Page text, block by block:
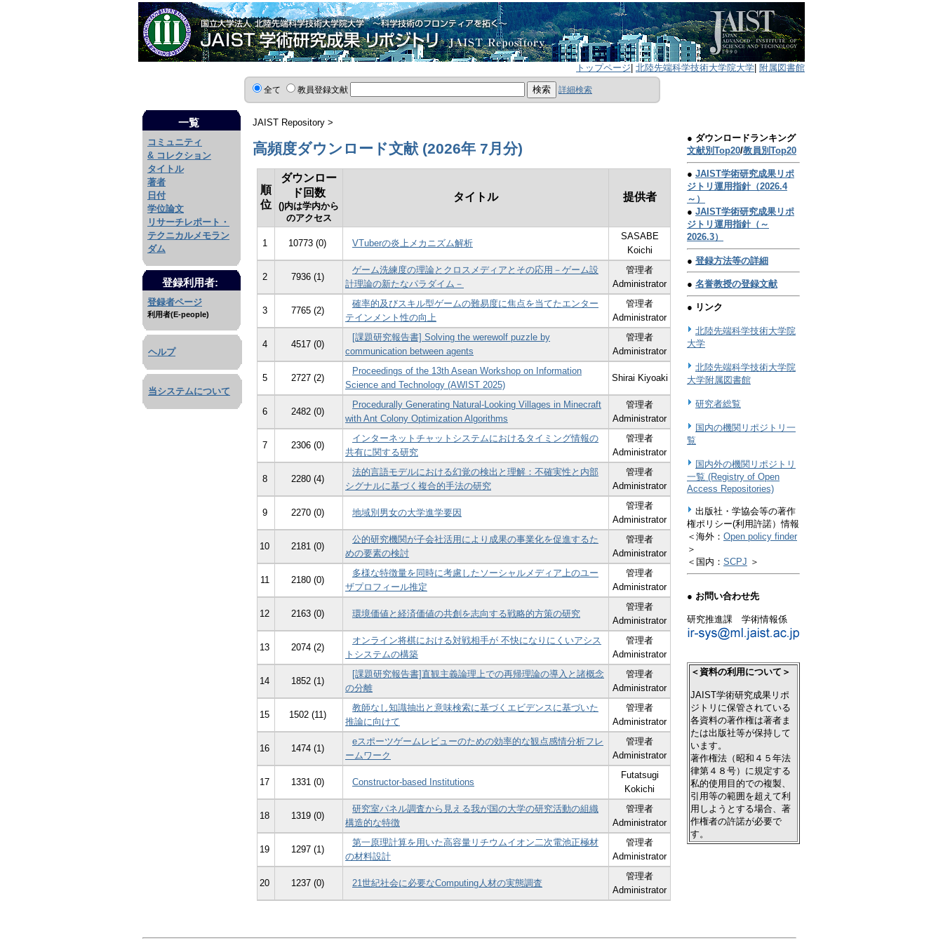
トップページ 北陸先端科学技術大学院大学 附属図書館
全て 教員登録文献 詳細検索
一覧
コミュニティ
& コレクション
タイトル
著者
日付
学位論文
リサーチレポート・
テクニカルメモラン
ダム
登録利用者:
登録者ページ
利用者(E-people)
ヘルプ
当システムについて
JAIST Repository >
高頻度ダウンロード文献 (2026年 7月分)
順
位
ダウンロー
ド回数
()内は学内から
のアクセス
タイトル 提供者
1 10773 (0) VTuberの炎上メカニズム解析
SASABE
Koichi
2 7936 (1)
ゲーム洗練度の理論とクロスメディアとその応用－ゲーム設
計理論の新たなパラダイム－
管理者
Administrator
3 7765 (2)
確率的及びスキル型ゲームの難易度に焦点を当てたエンター
テインメント性の向上
管理者
Administrator
4 4517 (0)
[課題研究報告書] Solving the werewolf puzzle by
communication between agents
管理者
Administrator
5 2727 (2)
Proceedings of the 13th Asean Workshop on Information
Science and Technology (AWIST 2025)
Shirai Kiyoaki
6 2482 (0)
Procedurally Generating Natural-Looking Villages in Minecraft
with Ant Colony Optimization Algorithms
管理者
Administrator
7 2306 (0)
インターネットチャットシステムにおけるタイミング情報の
共有に関する研究
管理者
Administrator
8 2280 (4)
法的言語モデルにおける幻覚の検出と理解：不確実性と内部
シグナルに基づく複合的手法の研究
管理者
Administrator
9 2270 (0) 地域別男女の大学進学要因
管理者
Administrator
10 2181 (0)
公的研究機関が子会社活用により成果の事業化を促進するた
めの要素の検討
管理者
Administrator
11 2180 (0)
多様な特徴量を同時に考慮したソーシャルメディア上のユー
ザプロフィール推定
管理者
Administrator
12 2163 (0) 環境価値と経済価値の共創を志向する戦略的方策の研究
管理者
Administrator
13 2074 (2)
オンライン将棋における対戦相手が 不快になりにくいアシス
トシステムの構築
管理者
Administrator
14 1852 (1)
[課題研究報告書]直観主義論理上での再帰理論の導入と諸概念
の分離
管理者
Administrator
15 1502 (11)
教師なし知識抽出と意味検索に基づくエビデンスに基づいた
推論に向けて
管理者
Administrator
16 1474 (1)
eスポーツゲームレビューのための効率的な観点感情分析フレ
ームワーク
管理者
Administrator
17 1331 (0) Constructor-based Institutions
Futatsugi
Kokichi
18 1319 (0)
研究室パネル調査から見える我が国の大学の研究活動の組織
構造的な特徴
管理者
Administrator
19 1297 (1)
第一原理計算を用いた高容量リチウムイオン二次電池正極材
の材料設計
管理者
Administrator
20 1237 (0) 21世紀社会に必要なComputing人材の実態調査
管理者
Administrator
● ダウンロードランキング
文献別Top20/教員別Top20
● JAIST学術研究成果リポ
ジトリ運用指針（2026.4
～）
● JAIST学術研究成果リポ
ジトリ運用指針（～
2026.3）
● 登録方法等の詳細
● 名誉教授の登録文献
● リンク
北陸先端科学技術大学院
大学
北陸先端科学技術大学院
大学附属図書館
研究者総覧
国内の機関リポジトリ一
覧
国内外の機関リポジトリ
一覧 (Registry of Open
Access Repositories)
出版社・学協会等の著作
権ポリシー(利用許諾）情報
＜海外： Open policy finder
＞
＜国内： SCPJ ＞
● お問い合わせ先
研究推進課 学術情報係
＜資料の利用について＞
JAIST学術研究成果リポ
ジトリに保管されている
各資料の著作権は著者ま
たは出版社等が保持して
います。
著作権法（昭和４５年法
律第４８号）に規定する
私的使用目的での複製、
引用等の範囲を超えて利
用しようとする場合、著
作権者の許諾が必要で
す。